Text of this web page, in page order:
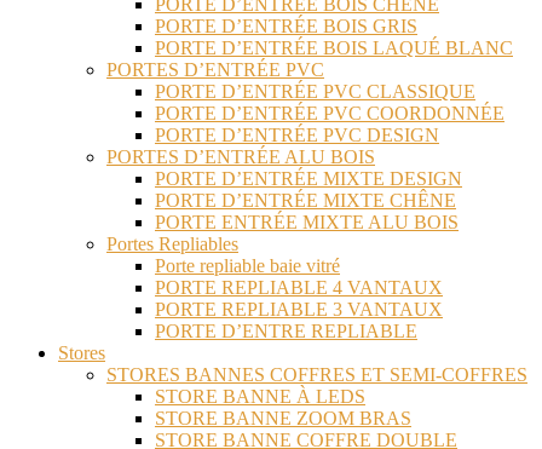
PORTE D’ENTRÉE BOIS CHÊNE
PORTE D’ENTRÉE BOIS GRIS
PORTE D’ENTRÉE BOIS LAQUÉ BLANC
PORTES D’ENTRÉE PVC
PORTE D’ENTRÉE PVC CLASSIQUE
PORTE D’ENTRÉE PVC COORDONNÉE
PORTE D’ENTRÉE PVC DESIGN
PORTES D’ENTRÉE ALU BOIS
PORTE D’ENTRÉE MIXTE DESIGN
PORTE D’ENTRÉE MIXTE CHÊNE
PORTE ENTRÉE MIXTE ALU BOIS
Portes Repliables
Porte repliable baie vitré
PORTE REPLIABLE 4 VANTAUX
PORTE REPLIABLE 3 VANTAUX
PORTE D’ENTRE REPLIABLE
Stores
STORES BANNES COFFRES ET SEMI-COFFRES
STORE BANNE À LEDS
STORE BANNE ZOOM BRAS
STORE BANNE COFFRE DOUBLE